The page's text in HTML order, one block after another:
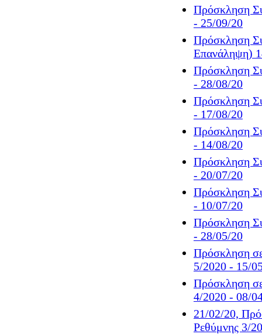
Πρόσκληση
- 25/09/20
Πρόσκληση
Επανάληψη)
Πρόσκληση
- 28/08/20
Πρόσκληση
- 17/08/20
Πρόσκληση
- 14/08/20
Πρόσκληση
- 20/07/20
Πρόσκληση
- 10/07/20
Πρόσκληση
- 28/05/20
Πρόσκληση σε
5/2020 - 15/
Πρόσκληση σε
4/2020 - 08/
21/02/20,
Ρεθύμνης 3/